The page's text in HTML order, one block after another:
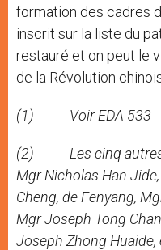
formation des cadres
inscrit sur la liste du
restauré et on peut le
de la Révolution
(1) Voir EDA 533
(2) Les cinq autres
Mgr Nicholas Han
Cheng, de Fenyang,
Mgr Joseph Tong
Joseph Zhong Huaide,